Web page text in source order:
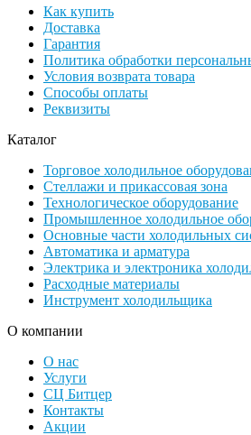
Как купить
Доставка
Гарантия
Политика обработки
Условия возврата товара
Способы оплаты
Реквизиты
Каталог
Торговое холодильное
Стеллажи и прикассовая зона
Технологическое оборудование
Промышленное холодильное
Основные части холодильных
Автоматика и арматура
Электрика и электроника
Расходные материалы
Инструмент холодильщика
О компании
О нас
Услуги
СЦ Битцер
Контакты
Акции